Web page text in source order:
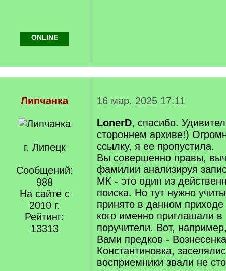
ONLINE
Липчанка
г. Липецк
Сообщений:
988
На сайте с
2010 г.
Рейтинг:
13313
16 мар. 2025 17:11
LonerD, спасибо.
стороннем архиве!)
ссылку, я ее пропустила.
Вы совершенно правы,
фамилии анализируя
МК - это один из
поиска. Но тут нужно
принято в данном
кого именно приглашали
поручители. Вот,
Вами предков -
Константиновка,
восприемники звали не